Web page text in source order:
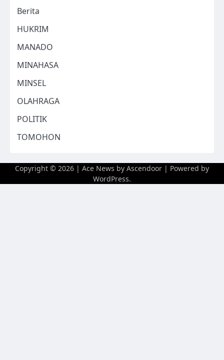
Berita
HUKRIM
MANADO
MINAHASA
MINSEL
OLAHRAGA
POLITIK
TOMOHON
Copyright © 2026 | Ace News by Ascendoor | Powered by
WordPress.